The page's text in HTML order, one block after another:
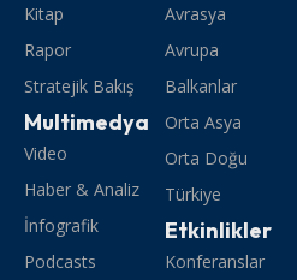
Kitap
Rapor
Stratejik Bakış
Multimedya
Video
Haber & Analiz
İnfografik
Podcasts
Avrasya
Avrupa
Balkanlar
Orta Asya
Orta Doğu
Türkiye
Etkinlikler
Konferanslar